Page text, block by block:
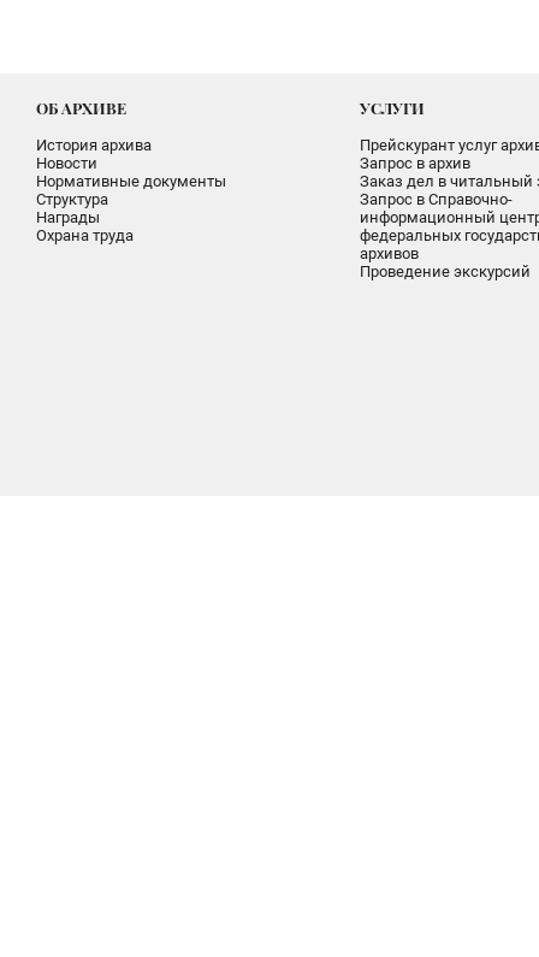
ОБ АРХИВЕ
История архива
Новости
Нормативные документы
Структура
Награды
Охрана труда
УСЛУГИ
Прейскурант услуг
Запрос в архив
Заказ дел в читальный
Запрос в Справочно-
информационный
федеральных
архивов
Проведение экскурсий